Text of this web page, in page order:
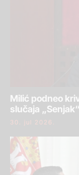
Milić podneo
slučaja „Senjak“
30. jul 2026.